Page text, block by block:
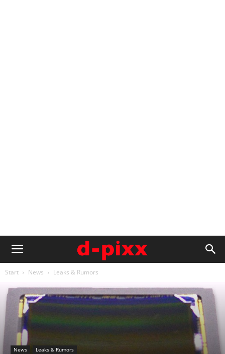
Start News Leaks & Rumors
News Leaks & Rumors